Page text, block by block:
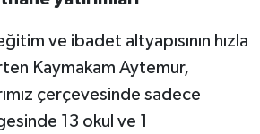
ve ibadet altyapısının hızla
Kaymakam Aytemur,
çerçevesinde sadece
13 okul ve 1